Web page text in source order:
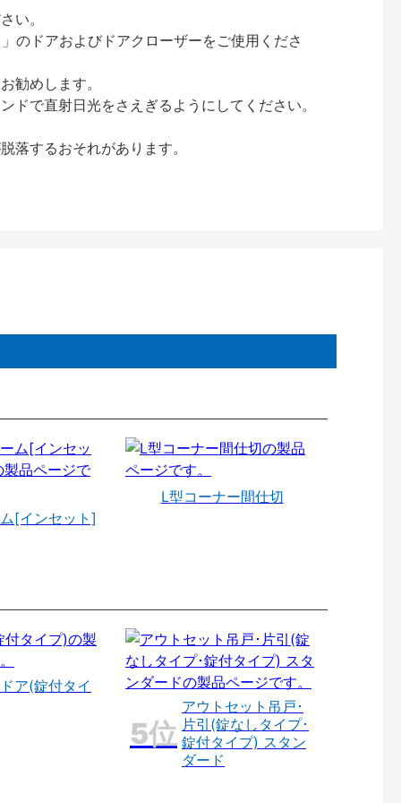
い。
のドアおよびドアクローザーをご使用くださ
勧めします。
で直射日光をさえぎるようにしてください。
するおそれがあります。
[インセット]
L型コーナー間仕切
ア(錠付タイ
アウトセット吊戸･
片引(錠なしタイプ･
錠付タイプ) スタン
ダード